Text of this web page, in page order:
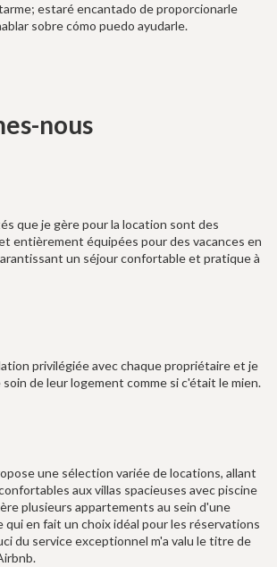
estaré encantado de proporcionarle
sobre cómo puedo ayudarle.
nous
que je gère pour la location sont des
entièrement équipées pour des vacances en
un séjour confortable et pratique à
privilégiée avec chaque propriétaire et je
de leur logement comme si c'était le mien.
une sélection variée de locations, allant
aux villas spacieuses avec piscine
plusieurs appartements au sein d'une
qui en fait un choix idéal pour les réservations
du service exceptionnel m'a valu le titre de